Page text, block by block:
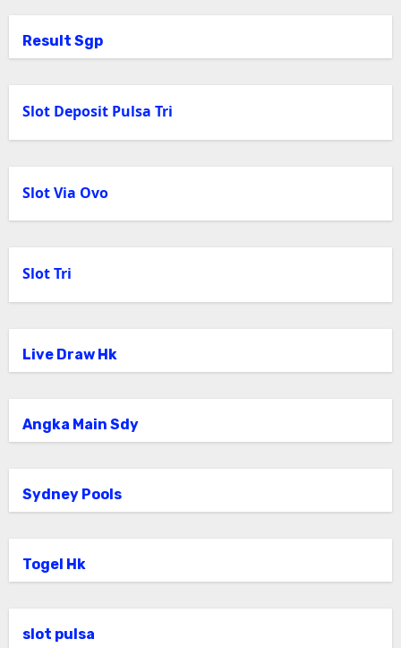
Result Sgp
Slot Deposit Pulsa Tri
Slot Via Ovo
Slot Tri
Live Draw Hk
Angka Main Sdy
Sydney Pools
Togel Hk
slot pulsa